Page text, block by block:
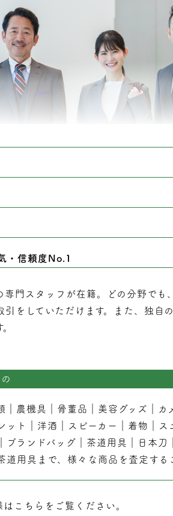
・信頼度No.1
門スタッフが在籍。どの分野でも
をしていただけます。また、独自
農機具 骨董品 美容グッズ カ
ット 洋酒 スピーカー 着物 ス
ブランドバッグ ｜茶道用具｜ 日本刀
道用具 まで、様々な商品を査定する
こちらをご覧ください。